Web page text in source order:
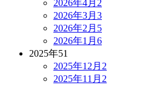
2026年4月 2
2026年3月 3
2026年2月 5
2026年1月 6
2025年51
2025年12月 2
2025年11月 2